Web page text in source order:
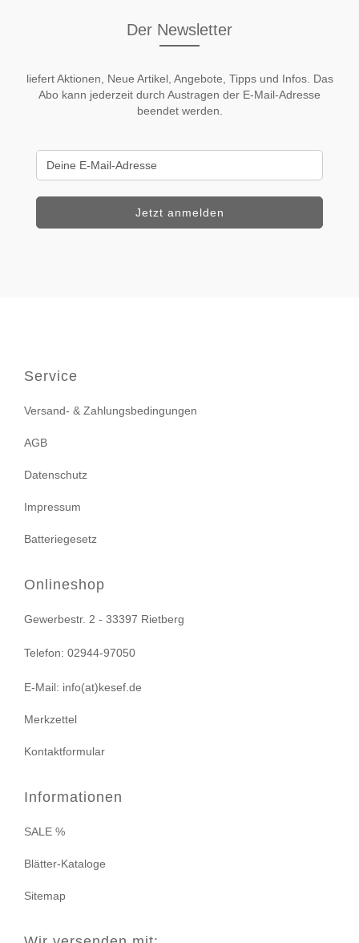
Der Newsletter
liefert Aktionen, Neue Artikel, Angebote, Tipps und Infos. Das
Abo kann jederzeit durch Austragen der E-Mail-Adresse
beendet werden.
Service
Versand- & Zahlungsbedingungen
AGB
Datenschutz
Impressum
Batteriegesetz
Onlineshop
Gewerbestr. 2 - 33397 Rietberg
Telefon: 02944-97050
E-Mail: info(at)kesef.de
Merkzettel
Kontaktformular
Informationen
SALE %
Blätter-Kataloge
Sitemap